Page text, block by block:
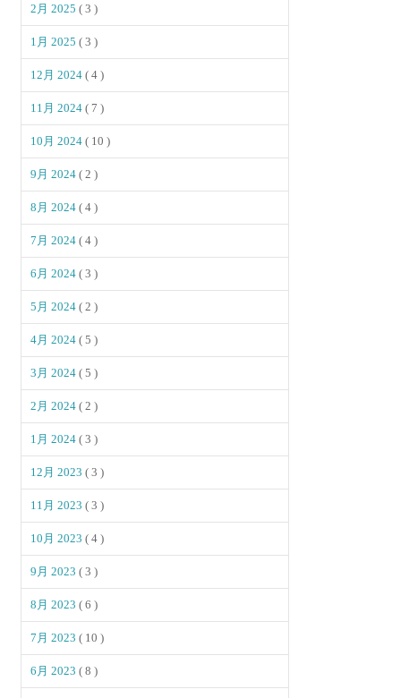
2月 2025( 3 )
1月 2025( 3 )
12月 2024( 4 )
11月 2024( 7 )
10月 2024( 10 )
9月 2024( 2 )
8月 2024( 4 )
7月 2024( 4 )
6月 2024( 3 )
5月 2024( 2 )
4月 2024( 5 )
3月 2024( 5 )
2月 2024( 2 )
1月 2024( 3 )
12月 2023( 3 )
11月 2023( 3 )
10月 2023( 4 )
9月 2023( 3 )
8月 2023( 6 )
7月 2023( 10 )
6月 2023( 8 )